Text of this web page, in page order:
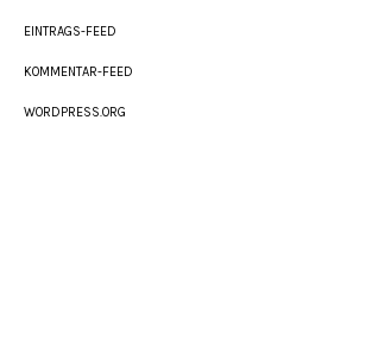
EINTRAGS-FEED
KOMMENTAR-FEED
WORDPRESS.ORG